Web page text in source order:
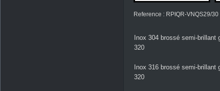
Reference : RPIQR-VNQS29/30
Inox 304 brossé semi-brillant
320
Inox 316 brossé semi-brillant
320